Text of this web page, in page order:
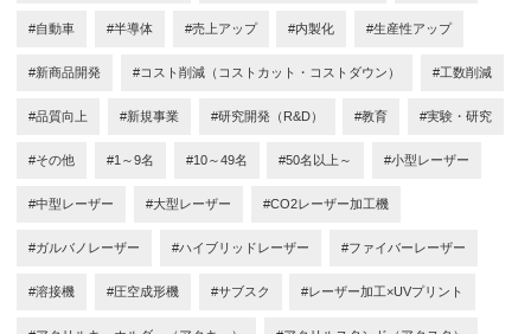
#自動車 #半導体 #売上アップ #内製化 #生産性アップ
#新商品開発 #コスト削減（コストカット・コストダウン） #工数削減
#品質向上 #新規事業 #研究開発（R&D） #教育 #実験・研究
#その他 #1～9名 #10～49名 #50名以上～ #小型レーザー
#中型レーザー #大型レーザー #CO2レーザー加工機
#ガルバノレーザー #ハイブリッドレーザー #ファイバーレーザー
#溶接機 #圧空成形機 #サブスク #レーザー加工×UVプリント